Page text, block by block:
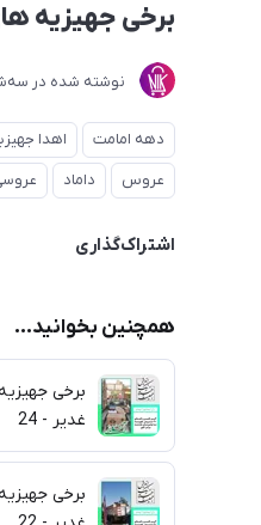
برخی جهیزیه
نوشته شده در ﺳﻪشنبه،
دهه امامت اهدا
عروس
داماد
اشتراک‌گذاری
همچنین بخوانید...
برخی
غدیر - 24
برخی